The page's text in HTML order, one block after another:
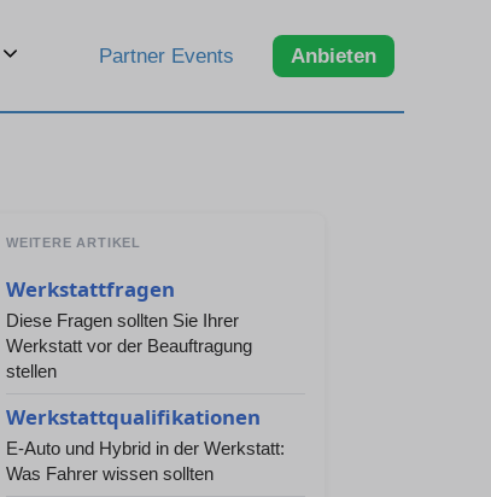
Partner Events Anbieten
WEITERE ARTIKEL
Werkstattfragen
Diese Fragen sollten Sie Ihrer
Werkstatt vor der Beauftragung
stellen
Werkstattqualifikationen
E-Auto und Hybrid in der Werkstatt:
Was Fahrer wissen sollten